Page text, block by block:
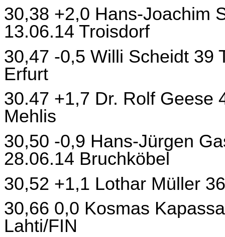
30,38 +2,0 Hans-Joachim
13.06.14 Troisdorf
30,47 -0,5 Willi Scheidt 39
Erfurt
30.47 +1,7 Dr. Rolf Geese
Mehlis
30,50 -0,9 Hans-Jürgen
28.06.14 Bruchköbel
30,52 +1,1 Lothar Müller
30,66 0,0 Kosmas
Lahti/FIN